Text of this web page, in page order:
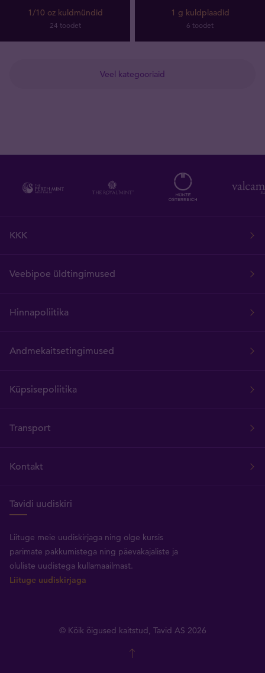
Veel kategooriaid
1/10 oz kuldmündid
24 toodet
1 g kuldplaadid
6 toodet
KKK
Veebipoe üldtingimused
Hinnapoliitika
Andmekaitsetingimused
Küpsisepoliitika
Transport
Kontakt
Tavidi uudiskiri
Liituge meie uudiskirjaga ning olge kursis
parimate pakkumistega ning päevakajaliste ja
oluliste uudistega kullamaailmast.
Liituge uudiskirjaga
© Kõik õigused kaitstud, Tavid AS 2026